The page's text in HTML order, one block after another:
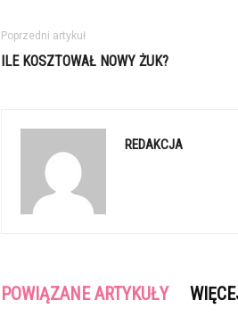
Poprzedni artykuł
ILE KOSZTOWAŁ NOWY ŻUK?
REDAKCJA
POWIĄZANE ARTYKUŁY